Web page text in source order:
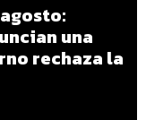
una
rechaza la